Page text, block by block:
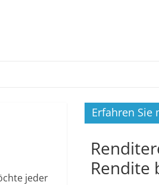
jeder
Erfahren Sie
Rendite